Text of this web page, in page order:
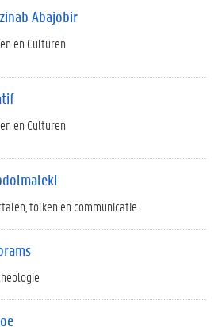
Abajobir
en Culturen
en Culturen
tolken en communicatie